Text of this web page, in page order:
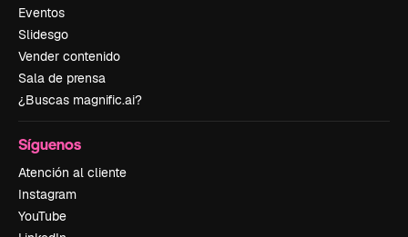
Eventos
Slidesgo
Vender contenido
Sala de prensa
¿Buscas magnific.ai?
Síguenos
Atención al cliente
Instagram
YouTube